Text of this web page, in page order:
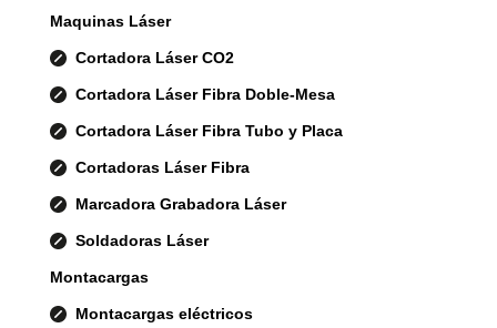
Maquinas Láser
Cortadora Láser CO2
Cortadora Láser Fibra Doble-Mesa
Cortadora Láser Fibra Tubo y Placa
Cortadoras Láser Fibra
Marcadora Grabadora Láser
Soldadoras Láser
Montacargas
Montacargas eléctricos